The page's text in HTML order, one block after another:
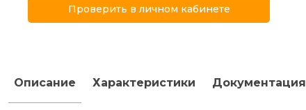
Проверить в личном кабинете
Описание Характеристики Документация